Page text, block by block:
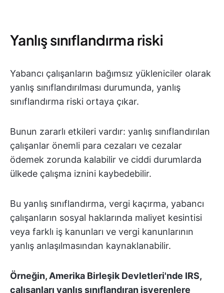
Yanlış sınıflandırma riski
Yabancı çalışanların bağımsız yükleniciler olarak
yanlış sınıflandırılması durumunda, yanlış
sınıflandırma riski ortaya çıkar.
Bunun zararlı etkileri vardır: yanlış sınıflandırılan
çalışanlar önemli para cezaları ve cezalar
ödemek zorunda kalabilir ve ciddi durumlarda
ülkede çalışma iznini kaybedebilir.
Bu yanlış sınıflandırma, vergi kaçırma, yabancı
çalışanların sosyal haklarında maliyet kesintisi
veya farklı iş kanunları ve vergi kanunlarının
yanlış anlaşılmasından kaynaklanabilir.
Örneğin, Amerika Birleşik Devletleri'nde IRS,
çalışanları yanlış sınıflandıran işverenlere